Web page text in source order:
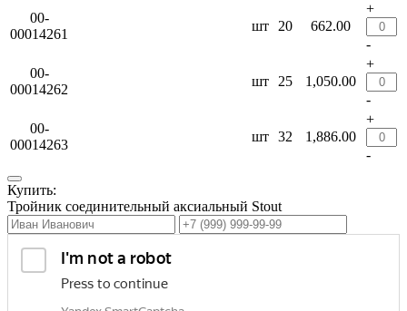
00-
00014261
шт 20 662.00
+
-
00-
00014262
шт 25 1,050.00
+
-
00-
00014263
шт 32 1,886.00
+
-
Купить:
Тройник соединительный аксиальный Stout